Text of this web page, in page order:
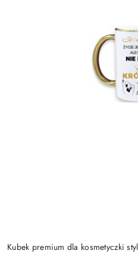
Kubek premium dla kosmetyczki